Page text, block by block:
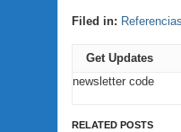
Filed in: Referencias
Get Updates
newsletter code
RELATED POSTS